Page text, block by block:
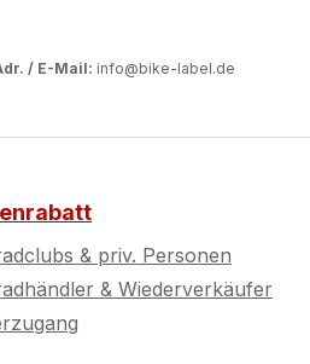
/ E-Mail: info@bike-label.de
& priv. Personen
& Wiederverkäufer